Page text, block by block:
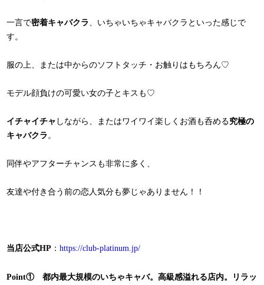
一言で密着キャバクラ、いちゃいちゃキャバクラといった感じで
す。
服の上、または中からのソフトタッチ・お触りはもちろん♡
モデル顔負けの可愛い女の子とキスも♡
イチャイチャ しながら、またはワイワイ楽しくお酒も呑める究極の
キャバクラ。
同伴やアフターチャンスも非常に多く、
友達や付き合う前の恋人気分も夢じゃありません！！
当店公式HP ：https://club-platinum.jp/
Point① 都内最大規模のいちゃキャバ。高級感溢れる店内。リラッ